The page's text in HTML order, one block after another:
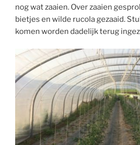
nog wat zaaien. Over zaaien
bietjes en wilde rucola gezaaid.
komen worden dadelijk terug